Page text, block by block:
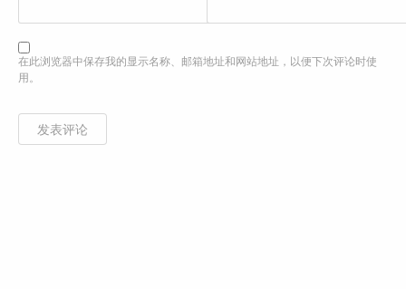
在此浏览器中保存我的显示名称、邮箱地址和网站地址，以便下次评论时使
用。